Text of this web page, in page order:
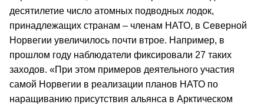
десятилетие число атомных подводных лодок,
принадлежащих странам – членам НАТО, в Северной
Норвегии увеличилось почти втрое. Например, в
прошлом году наблюдатели фиксировали 27 таких
заходов. «При этом примеров деятельного участия
самой Норвегии в реализации планов НАТО по
наращиванию присутствия альянса в Арктическом